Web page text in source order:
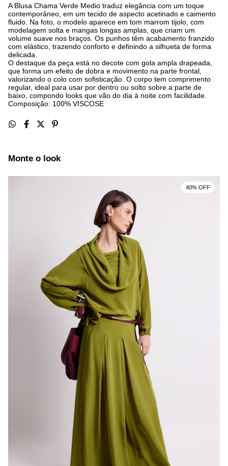
A Blusa Chama Verde Medio traduz elegância com um toque
contemporâneo, em um tecido de aspecto acetinado e caimento
fluido. Na foto, o modelo aparece em tom marrom tijolo, com
modelagem solta e mangas longas amplas, que criam um
volume suave nos braços. Os punhos têm acabamento franzido
com elástico, trazendo conforto e definindo a silhueta de forma
delicada.
O destaque da peça está no decote com gola ampla drapeada,
que forma um efeito de dobra e movimento na parte frontal,
valorizando o colo com sofisticação. O corpo tem comprimento
regular, ideal para usar por dentro ou solto sobre a parte de
baixo, compondo looks que vão do dia à noite com facilidade.
Composição: 100% VISCOSE
Monte o look
40% OFF